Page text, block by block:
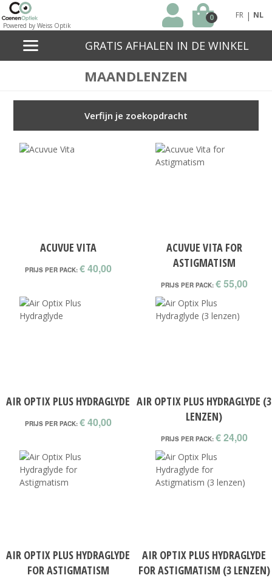
Powered by Weiss Optik
0 FR | NL
GRATIS AFHALEN IN DE WINKEL
MAANDLENZEN
Verfijn je zoekopdracht
ACUVUE VITA
PRIJS PER PACK: € 40,00
ACUVUE VITA FOR
ASTIGMATISM
PRIJS PER PACK: € 55,00
AIR OPTIX PLUS HYDRAGLYDE
PRIJS PER PACK: € 40,00
AIR OPTIX PLUS HYDRAGLYDE (3
LENZEN)
PRIJS PER PACK: € 24,00
AIR OPTIX PLUS HYDRAGLYDE
FOR ASTIGMATISM
AIR OPTIX PLUS HYDRAGLYDE
FOR ASTIGMATISM (3 LENZEN)